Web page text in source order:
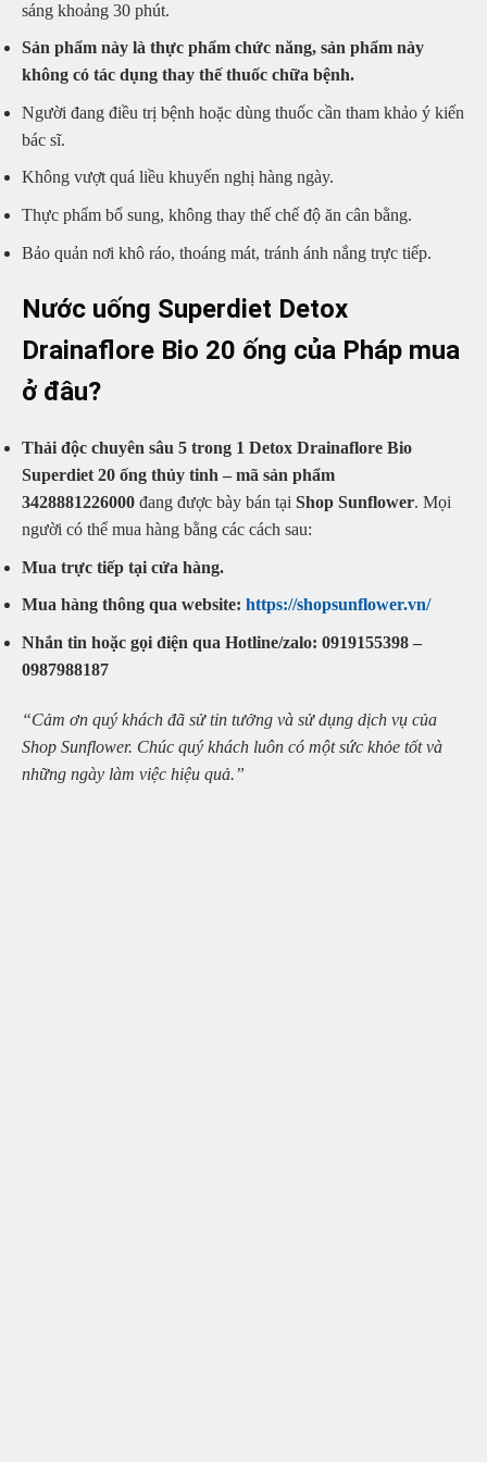
sáng khoảng 30 phút.
Sản phẩm này là thực phẩm chức năng, sản phẩm này
không có tác dụng thay thế thuốc chữa bệnh.
Người đang điều trị bệnh hoặc dùng thuốc cần tham khảo ý kiến
bác sĩ.
Không vượt quá liều khuyến nghị hàng ngày.
Thực phẩm bổ sung, không thay thế chế độ ăn cân bằng.
Bảo quản nơi khô ráo, thoáng mát, tránh ánh nắng trực tiếp.
Nước uống Superdiet Detox
Drainaflore Bio 20 ống của Pháp mua
ở đâu?
Thải độc chuyên sâu 5 trong 1 Detox Drainaflore Bio
Superdiet 20 ống thủy tinh – mã sản phẩm
3428881226000 đang được bày bán tại Shop Sunflower. Mọi
người có thể mua hàng bằng các cách sau:
Mua trực tiếp tại cửa hàng.
Mua hàng thông qua website: https://shopsunflower.vn/
Nhắn tin hoặc gọi điện qua Hotline/zalo: 0919155398 –
0987988187
“Cảm ơn quý khách đã sử tin tưởng và sử dụng dịch vụ của
Shop Sunflower. Chúc quý khách luôn có một sức khỏe tốt và
những ngày làm việc hiệu quả.”